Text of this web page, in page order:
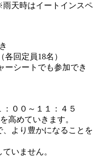
天時はイートインスペ
き
回定員18名）
シートでも参加でき
００～１１：４５
高めていきます。
より豊かになることを
いません。